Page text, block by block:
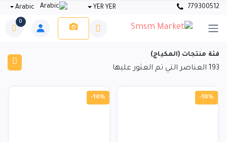
779300512
YER YER
0
فئة منتجات (المكياج)
193 العناصر التي تم العثور عليها
-10%
-10%